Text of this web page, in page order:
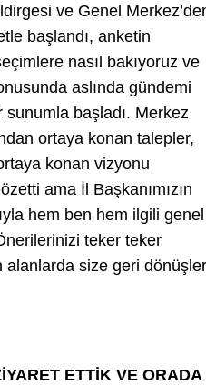
ve Genel
başlandı, anketin
nasıl bakıyoruz ve
aslında gündemi
başladı. Merkez
ortaya konan talepler,
konan vizyonu
ama İl Başkanımızın
hem ben hem ilgili genel
teker teker
alanlarda size geri
ETTİK VE ORADA